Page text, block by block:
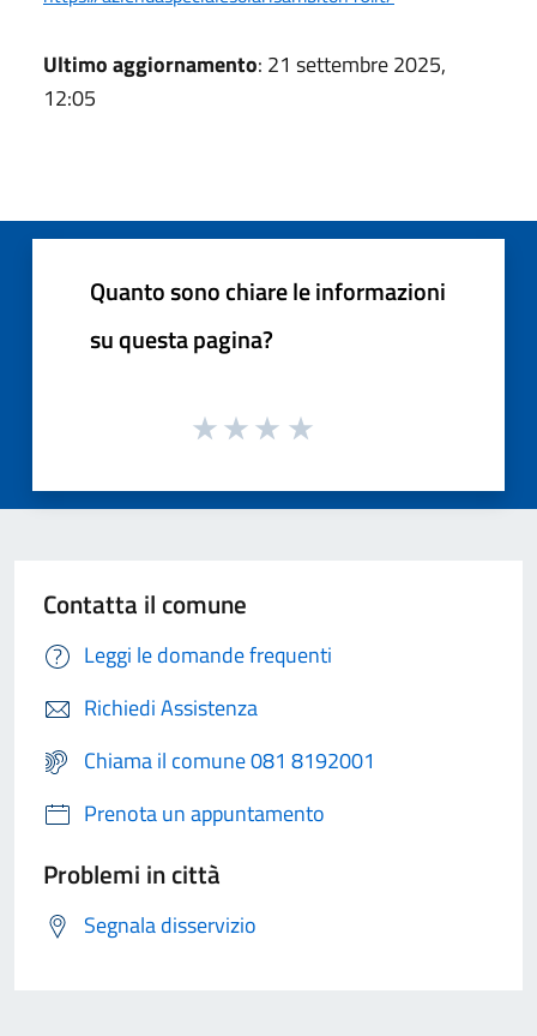
Ultimo aggiornamento: 21 settembre 2025,
12:05
Quanto sono chiare le informazioni
su questa pagina?
Contatta il comune
Leggi le domande frequenti
Richiedi Assistenza
Chiama il comune 081 8192001
Prenota un appuntamento
Problemi in città
Segnala disservizio